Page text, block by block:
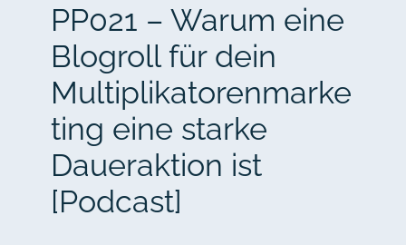
PP021 – Warum eine
Blogroll für dein
Multiplikatorenmarke
ting eine starke
Daueraktion ist
[Podcast]